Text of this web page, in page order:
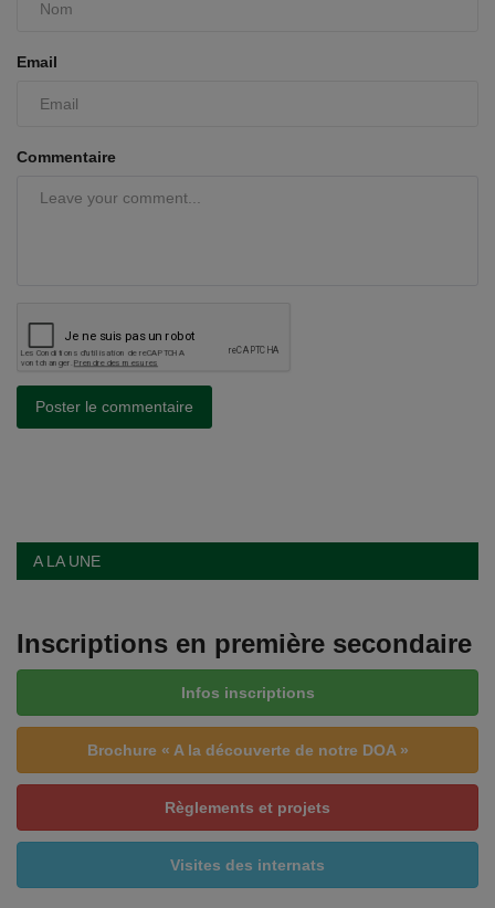
Email
Commentaire
Poster le commentaire
A LA UNE
Inscriptions en première secondaire
Infos inscriptions
Brochure « A la découverte de notre DOA »
Règlements et projets
Visites des internats